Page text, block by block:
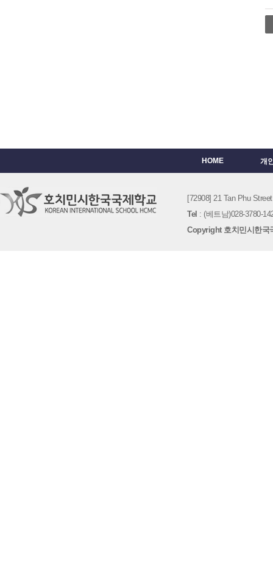
HOME 개
[72908] 21 Tan Phu
Tel : (베트남)028-3780-
Copyright 호치민시한국